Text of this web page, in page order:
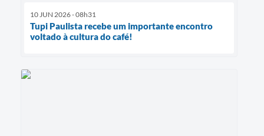
10 JUN 2026 - 08h31
Tupi Paulista recebe um importante encontro
voltado à cultura do café!